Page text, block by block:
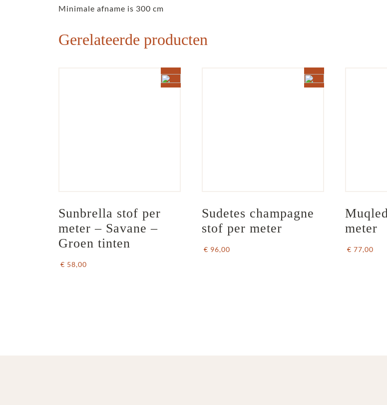
Minimale afname is 300 cm
Gerelateerde producten
Sunbrella stof per
meter – Savane –
Groen tinten
€ 58,00
Sudetes champagne
stof per meter
€ 96,00
meter
€ 77,00